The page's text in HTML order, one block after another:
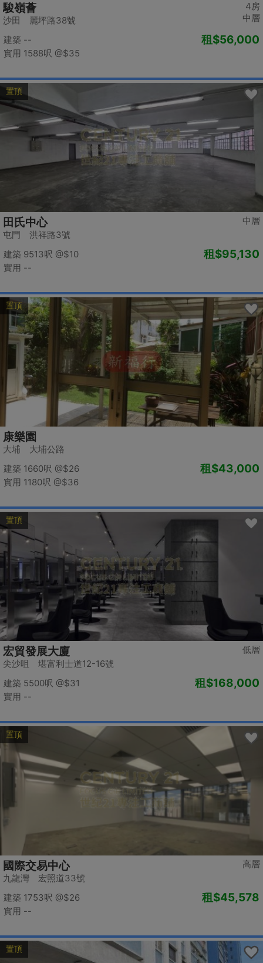
4房
中層
駿嶺薈
沙田 麗坪路38號
建築 --
實用 1588呎 @$35
租$56,000
置頂
中層
田氏中心
屯門 洪祥路3號
建築 9513呎 @$10
實用 --
租$95,130
置頂
康樂園
大埔 大埔公路
建築 1660呎 @$26
實用 1180呎 @$36
租$43,000
置頂
低層
宏貿發展大廈
尖沙咀 堪富利士道12-16號
建築 5500呎 @$31
實用 --
租$168,000
置頂
高層
國際交易中心
九龍灣 宏照道33號
建築 1753呎 @$26
實用 --
租$45,578
置頂